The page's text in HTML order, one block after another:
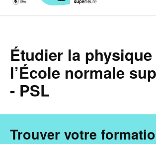
Étudier la physique
l’École normale
- PSL
Trouver votre